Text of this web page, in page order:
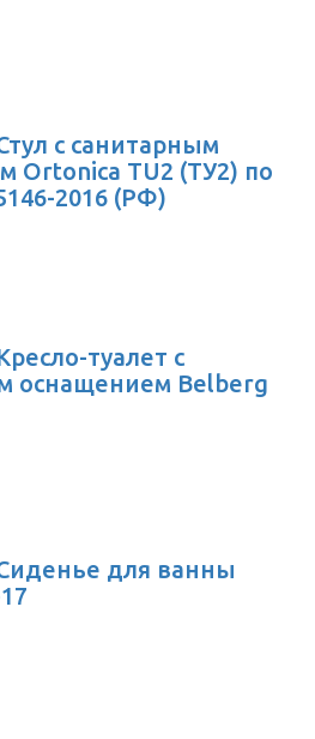
с санитарным
Ortonica TU2 (ТУ2) по
2016 (РФ)
туалет с
оснащением Belberg
для ванны